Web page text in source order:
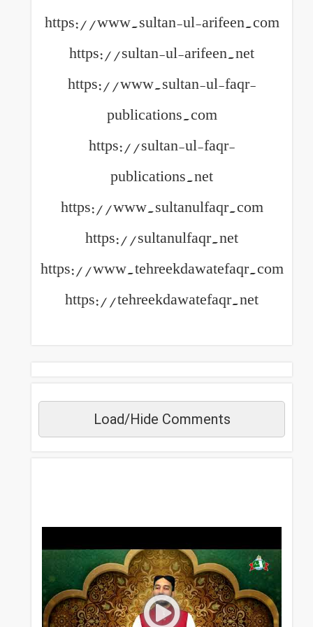
https://www.sultan-ul-arifeen.com
https://sultan-ul-arifeen.net
https://www.sultan-ul-faqr-
publications.com
https://sultan-ul-faqr-
publications.net
https://www.sultanulfaqr.com
https://sultanulfaqr.net
https://www.tehreekdawatefaqr.com
https://tehreekdawatefaqr.net
Load/Hide Comments